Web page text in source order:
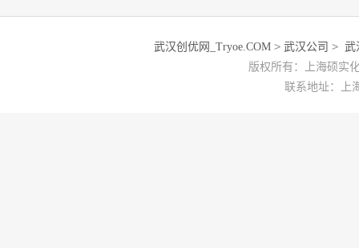
武汉创优网_Tryoe.COM > 武汉公司 > 武
版权所有：上海硕实
联系地址：上